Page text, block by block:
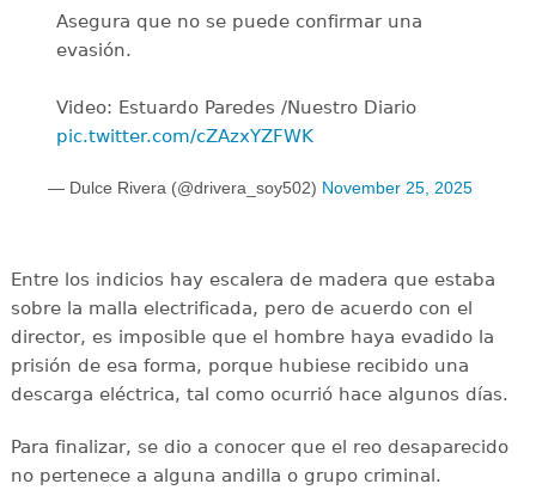
Asegura que no se puede confirmar una
evasión.
Video: Estuardo Paredes /Nuestro Diario
pic.twitter.com/cZAzxYZFWK
— Dulce Rivera (@drivera_soy502) November 25, 2025
Entre los indicios hay escalera de madera que estaba
sobre la malla electrificada, pero de acuerdo con el
director, es imposible que el hombre haya evadido la
prisión de esa forma, porque hubiese recibido una
descarga eléctrica, tal como ocurrió hace algunos días.
Para finalizar, se dio a conocer que el reo desaparecido
no pertenece a alguna andilla o grupo criminal.